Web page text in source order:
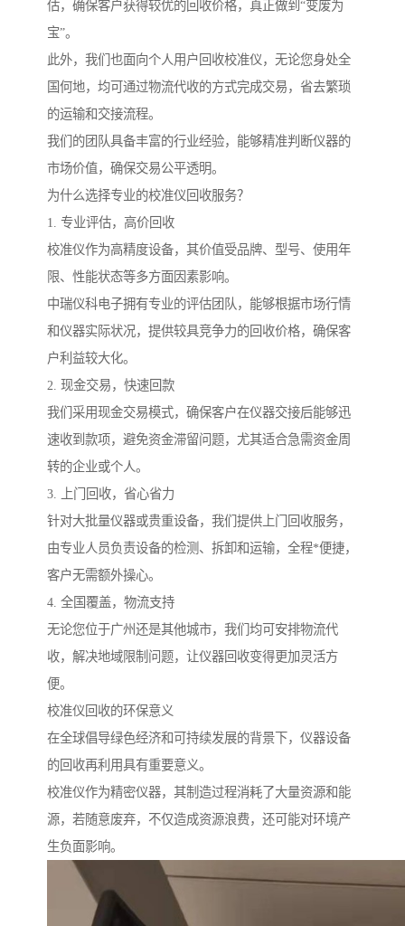
估，确保客户获得较优的回收价格，真正做到“变废为
宝”。
此外，我们也面向个人用户回收校准仪，无论您身处全
国何地，均可通过物流代收的方式完成交易，省去繁琐
的运输和交接流程。
我们的团队具备丰富的行业经验，能够精准判断仪器的
市场价值，确保交易公平透明。
为什么选择专业的校准仪回收服务？
1. 专业评估，高价回收
校准仪作为高精度设备，其价值受品牌、型号、使用年
限、性能状态等多方面因素影响。
中瑞仪科电子拥有专业的评估团队，能够根据市场行情
和仪器实际状况，提供较具竞争力的回收价格，确保客
户利益较大化。
2. 现金交易，快速回款
我们采用现金交易模式，确保客户在仪器交接后能够迅
速收到款项，避免资金滞留问题，尤其适合急需资金周
转的企业或个人。
3. 上门回收，省心省力
针对大批量仪器或贵重设备，我们提供上门回收服务，
由专业人员负责设备的检测、拆卸和运输，全程*便捷，
客户无需额外操心。
4. 全国覆盖，物流支持
无论您位于广州还是其他城市，我们均可安排物流代
收，解决地域限制问题，让仪器回收变得更加灵活方
便。
校准仪回收的环保意义
在全球倡导绿色经济和可持续发展的背景下，仪器设备
的回收再利用具有重要意义。
校准仪作为精密仪器，其制造过程消耗了大量资源和能
源，若随意废弃，不仅造成资源浪费，还可能对环境产
生负面影响。